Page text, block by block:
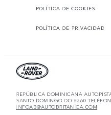
POLÍTICA DE COOKIES
POLÍTICA DE PRIVACIDAD
REPÚBLICA DOMINICANA
SANTO DOMINGO DO 8360
INFOAB@AUTOBRITANICA.COM